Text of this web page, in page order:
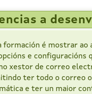
a
formación é mostrar ao
e configuracións
xestor de correo
ter todo o correo
e ter un maior